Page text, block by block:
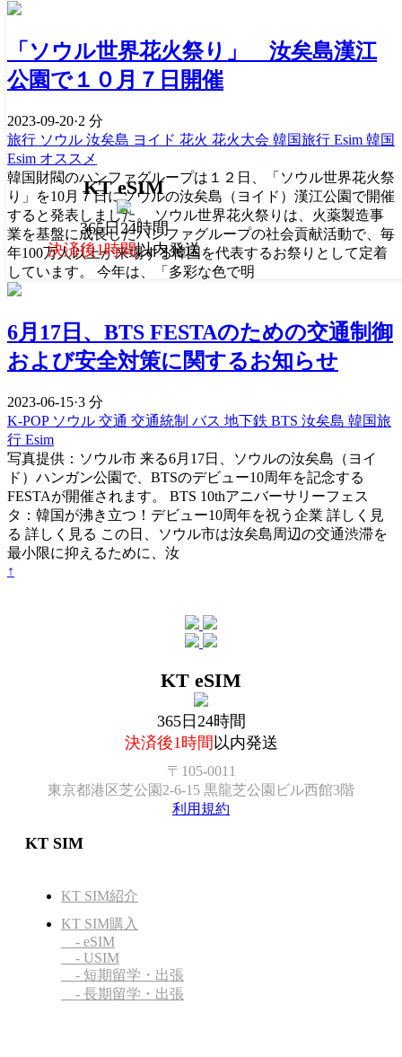
KT eSIM
365日24時間
決済後1時間以内発送
「ソウル世界花火祭り」 汝矣島漢江
公園で１０月７日開催
2023-09-20·2 分
旅行 ソウル 汝矣島 ヨイド 花火 花火大会 韓国旅行 Esim 韓国
Esim オススメ
韓国財閥のハンファグループは１２日、「ソウル世界花火祭
り」を10月７日にソウルの汝矣島（ヨイド）漢江公園で開催
すると発表しました。 ソウル世界花火祭りは、火薬製造事
業を基盤に成長したハンファグループの社会貢献活動で、毎
年100万人以上が来場する韓国を代表するお祭りとして定着
しています。 今年は、「多彩な色で明
6月17日、BTS FESTAのための交通制御
および安全対策に関するお知らせ
2023-06-15·3 分
K-POP ソウル 交通 交通統制 バス 地下鉄 BTS 汝矣島 韓国旅
行 Esim
写真提供：ソウル市 来る6月17日、ソウルの汝矣島（ヨイ
ド）ハンガン公園で、BTSのデビュー10周年を記念する
FESTAが開催されます。 BTS 10thアニバーサリーフェス
タ：韓国が沸き立つ！デビュー10周年を祝う企業 詳しく見
る 詳しく見る この日、ソウル市は汝矣島周辺の交通渋滞を
最小限に抑えるために、汝
↑
KT eSIM
365日24時間
決済後1時間 以内発送
〒105-0011
東京都港区芝公園2-6-15 黒龍芝公園ビル西館3階
利用規約
KT SIM
KT SIM紹介
KT SIM購入
- eSIM
- USIM
- 短期留学・出張
- 長期留学・出張